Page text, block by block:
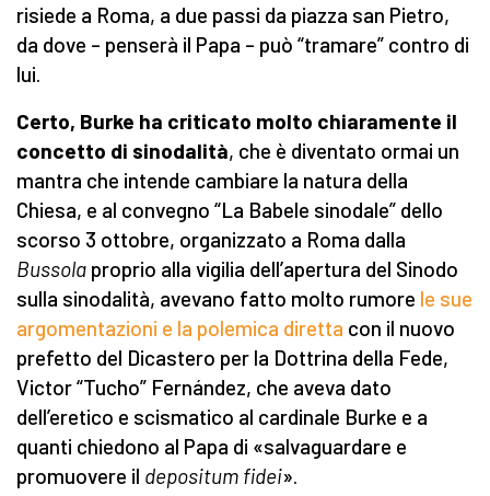
risiede a Roma, a due passi da piazza san Pietro,
da dove – penserà il Papa – può “tramare” contro di
lui.
Certo, Burke ha criticato molto chiaramente il
concetto di sinodalità, che è diventato ormai un
mantra che intende cambiare la natura della
Chiesa, e al convegno “La Babele sinodale” dello
scorso 3 ottobre, organizzato a Roma dalla
Bussola proprio alla vigilia dell’apertura del Sinodo
sulla sinodalità, avevano fatto molto rumore le sue
argomentazioni e la polemica diretta con il nuovo
prefetto del Dicastero per la Dottrina della Fede,
Victor “Tucho” Fernández, che aveva dato
dell’eretico e scismatico al cardinale Burke e a
quanti chiedono al Papa di «salvaguardare e
promuovere il depositum fidei».